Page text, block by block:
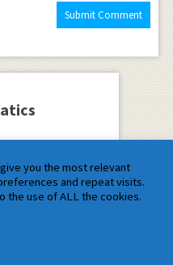
you the most relevant
and repeat visits.
the use of ALL the cookies.